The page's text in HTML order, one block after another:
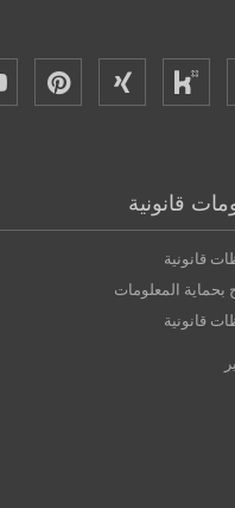
قانونية
قانونية
بحماية المعلومات
قانونية